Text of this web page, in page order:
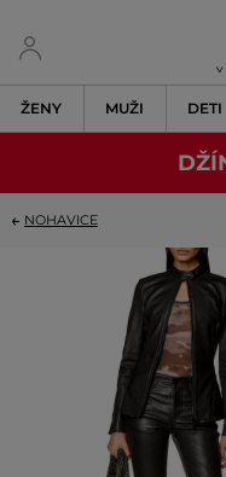
ŽENY MUŽI DETI
NOHAVICE